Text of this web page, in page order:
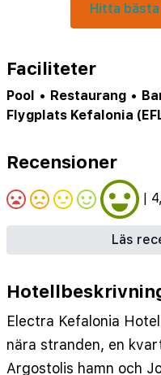
Hitta
Faciliteter
Pool • Restaurang •
Flygplats Kefalonia
Recensioner
|
Läs
Electra Kefalonia
nära stranden, en
Argostolis hamn och